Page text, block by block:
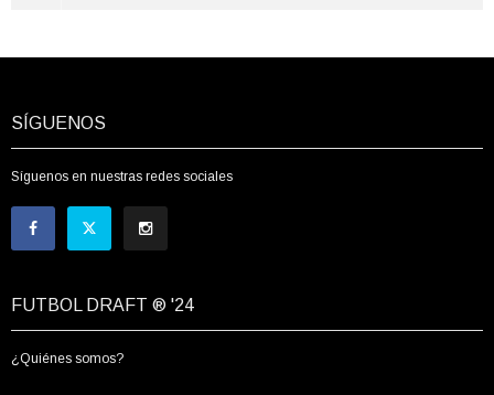
SÍGUENOS
Síguenos en nuestras redes sociales
FUTBOL DRAFT ® '24
¿Quiénes somos?